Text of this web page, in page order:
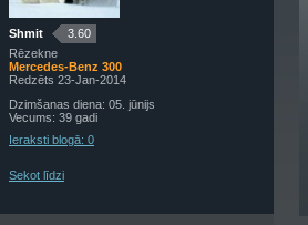
Shmit
3.60
Rēzekne
Mercedes-Benz 300
Redzēts 23-Jan-2014
Dzimšanas diena: 05. jūnijs
Vecums: 39 gadi
Ieraksti blogā: 0
Sekot līdzi